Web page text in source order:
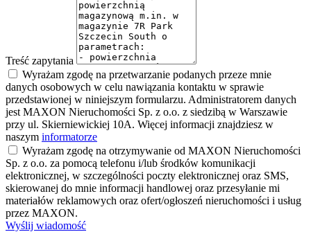
Treść zapytania
Wyrażam zgodę na przetwarzanie podanych przeze mnie
danych osobowych w celu nawiązania kontaktu w sprawie
przedstawionej w niniejszym formularzu. Administratorem danych
jest MAXON Nieruchomości Sp. z o.o. z siedzibą w Warszawie
przy ul. Skierniewickiej 10A. Więcej informacji znajdziesz w
naszym informatorze
Wyrażam zgodę na otrzymywanie od MAXON Nieruchomości
Sp. z o.o. za pomocą telefonu i/lub środków komunikacji
elektronicznej, w szczególności poczty elektronicznej oraz SMS,
skierowanej do mnie informacji handlowej oraz przesyłanie mi
materiałów reklamowych oraz ofert/ogłoszeń nieruchomości i usług
przez MAXON.
Wyślij wiadomość